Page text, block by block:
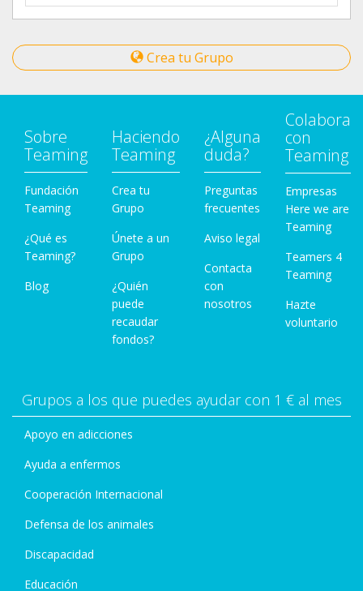
Crea tu Grupo
Sobre
Teaming
Fundación
Teaming
¿Qué es
Teaming?
Blog
Haciendo
Teaming
Crea tu
Grupo
Únete a un
Grupo
¿Quién
puede
recaudar
fondos?
¿Alguna
duda?
Preguntas
frecuentes
Aviso legal
Contacta
con
nosotros
Colabora
con
Teaming
Empresas
Here we are
Teaming
Teamers 4
Teaming
Hazte
voluntario
Grupos a los que puedes ayudar con 1 € al mes
Apoyo en adicciones
Ayuda a enfermos
Cooperación Internacional
Defensa de los animales
Discapacidad
Educación